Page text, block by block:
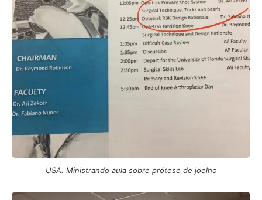
USA. Ministrando aula sobre prótese de joelho